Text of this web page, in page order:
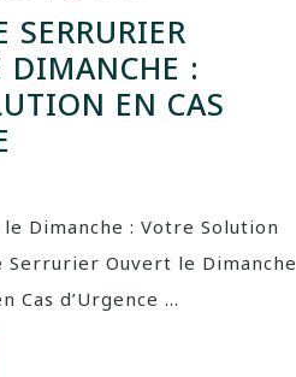
SERRURIER
DIMANCHE :
EN CAS
Dimanche : Votre Solution
Serrurier Ouvert le Dimanche
Cas d’Urgence ...